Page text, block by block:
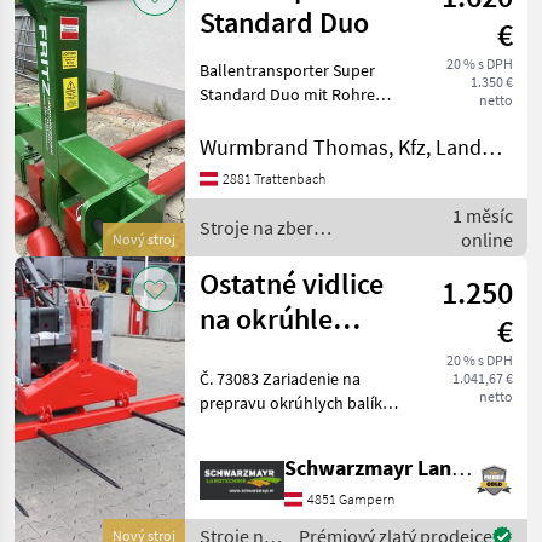
krmív /
Sonstige
Nový stroj
Standard Duo
€
20 % s DPH
1.350 €
netto
Ballentransporter Super
Standard Duo mit Rohre
Ausführung der Laschen
príslušenstvo,
dvojitý
Wurmbrand Thomas, Kfz, Landmaschinen, Reparatur
2881 Trattenbach
Stroje na zber
objemových krmív / Fritz
1 měsíc
online
Nový stroj
Ostatné vidlice
na okrúhle
dvojité
1.250
€
20 % s DPH
1.041,67 €
netto
Č. 73083 Zariadenie na
prepravu okrúhlych balíkov
so 4 hrotmi na balíky
Predajný tím spoločnosti
Schwarzmay
Schwarzmayr Landtechnik GmbH - Gampern
4851 Gampern
Stroje na
Prémiový zlatý prodejce